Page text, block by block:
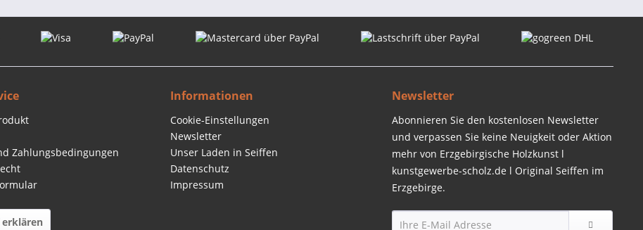
Zahlungsbedingungen
Informationen
Cookie-Einstellungen
Newsletter
Unser Laden in Seiffen
Datenschutz
Impressum
Newsletter
Abonnieren Sie den kostenlosen Newsletter
und verpassen Sie keine Neuigkeit oder Aktion
mehr von Erzgebirgische Holzkunst l
kunstgewerbe-scholz.de l Original Seiffen im
Erzgebirge.